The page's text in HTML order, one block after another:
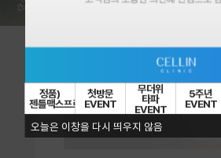
정품)
젠틀맥스프로플러스
첫방문
EVENT
무더위
타파
EVENT
5주년
EVENT
오늘은 이창을 다시 띄우지 않음